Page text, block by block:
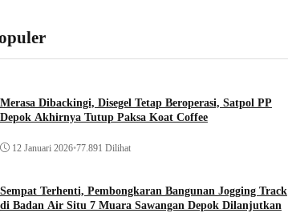
Merasa Dibackingi, Disegel Tetap Beroperasi, Satpol PP
Depok Akhirnya Tutup Paksa Koat Coffee
12 Januari 2026•77.891 Dilihat
Sempat Terhenti, Pembongkaran Bangunan Jogging Track
di Badan Air Situ 7 Muara Sawangan Depok Dilanjutkan